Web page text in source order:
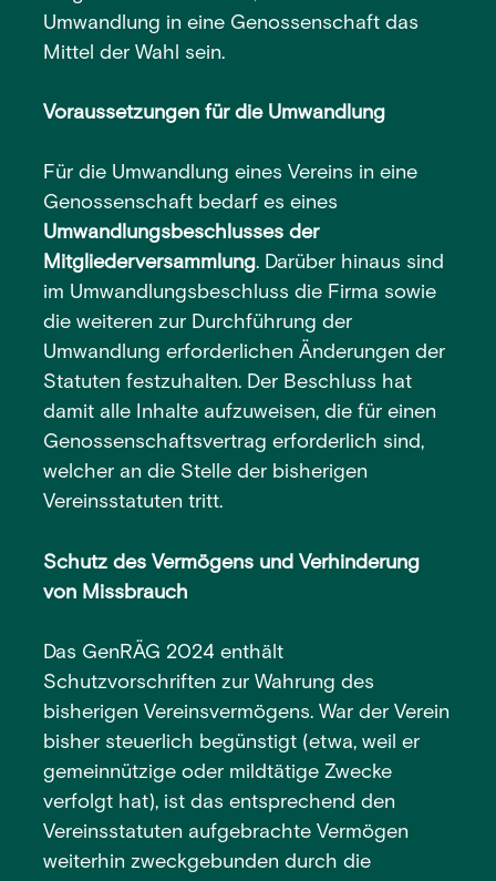
Umwandlung in eine Genossenschaft das
Mittel der Wahl sein.
Voraussetzungen für die Umwandlung
Für die Umwandlung eines Vereins in eine
Genossenschaft bedarf es eines
Umwandlungsbeschlusses der
Mitgliederversammlung. Darüber hinaus sind
im Umwandlungsbeschluss die Firma sowie
die weiteren zur Durchführung der
Umwandlung erforderlichen Änderungen der
Statuten festzuhalten. Der Beschluss hat
damit alle Inhalte aufzuweisen, die für einen
Genossenschaftsvertrag erforderlich sind,
welcher an die Stelle der bisherigen
Vereinsstatuten tritt.
Schutz des Vermögens und Verhinderung
von Missbrauch
Das GenRÄG 2024 enthält
Schutzvorschriften zur Wahrung des
bisherigen Vereinsvermögens. War der Verein
bisher steuerlich begünstigt (etwa, weil er
gemeinnützige oder mildtätige Zwecke
verfolgt hat), ist das entsprechend den
Vereinsstatuten aufgebrachte Vermögen
weiterhin zweckgebunden durch die